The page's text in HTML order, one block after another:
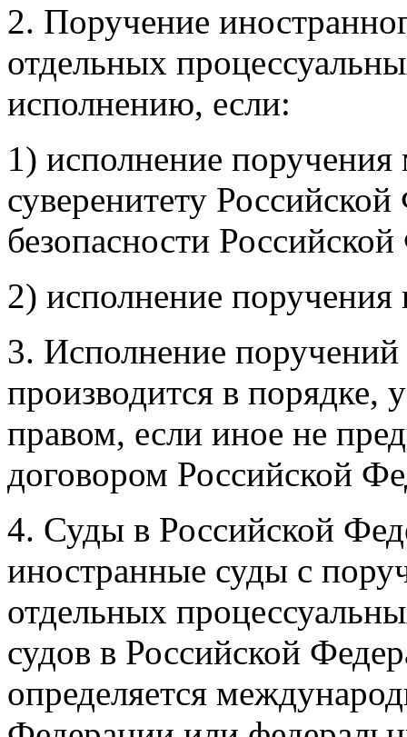
2. Поручение
отдельных
исполнению, если:
1) исполнение
суверенитету
безопасности
2) исполнение
3. Исполнение
производится в порядке,
правом, если иное не
договором Российской
4. Суды в Российской
иностранные суды с
отдельных
судов в Российской
определяется